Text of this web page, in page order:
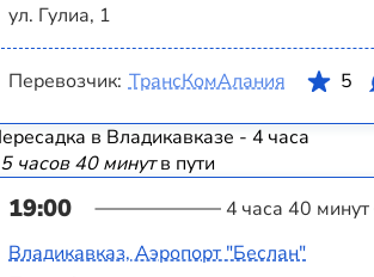
ул. Гулиа, 1
Перевозчик: ТрансКомАлания 5
в Владикавказе - 4 часа
часов 40 минутв пути
19:00 4 часа 40 минут
Владикавказ, Аэропорт "Беслан"